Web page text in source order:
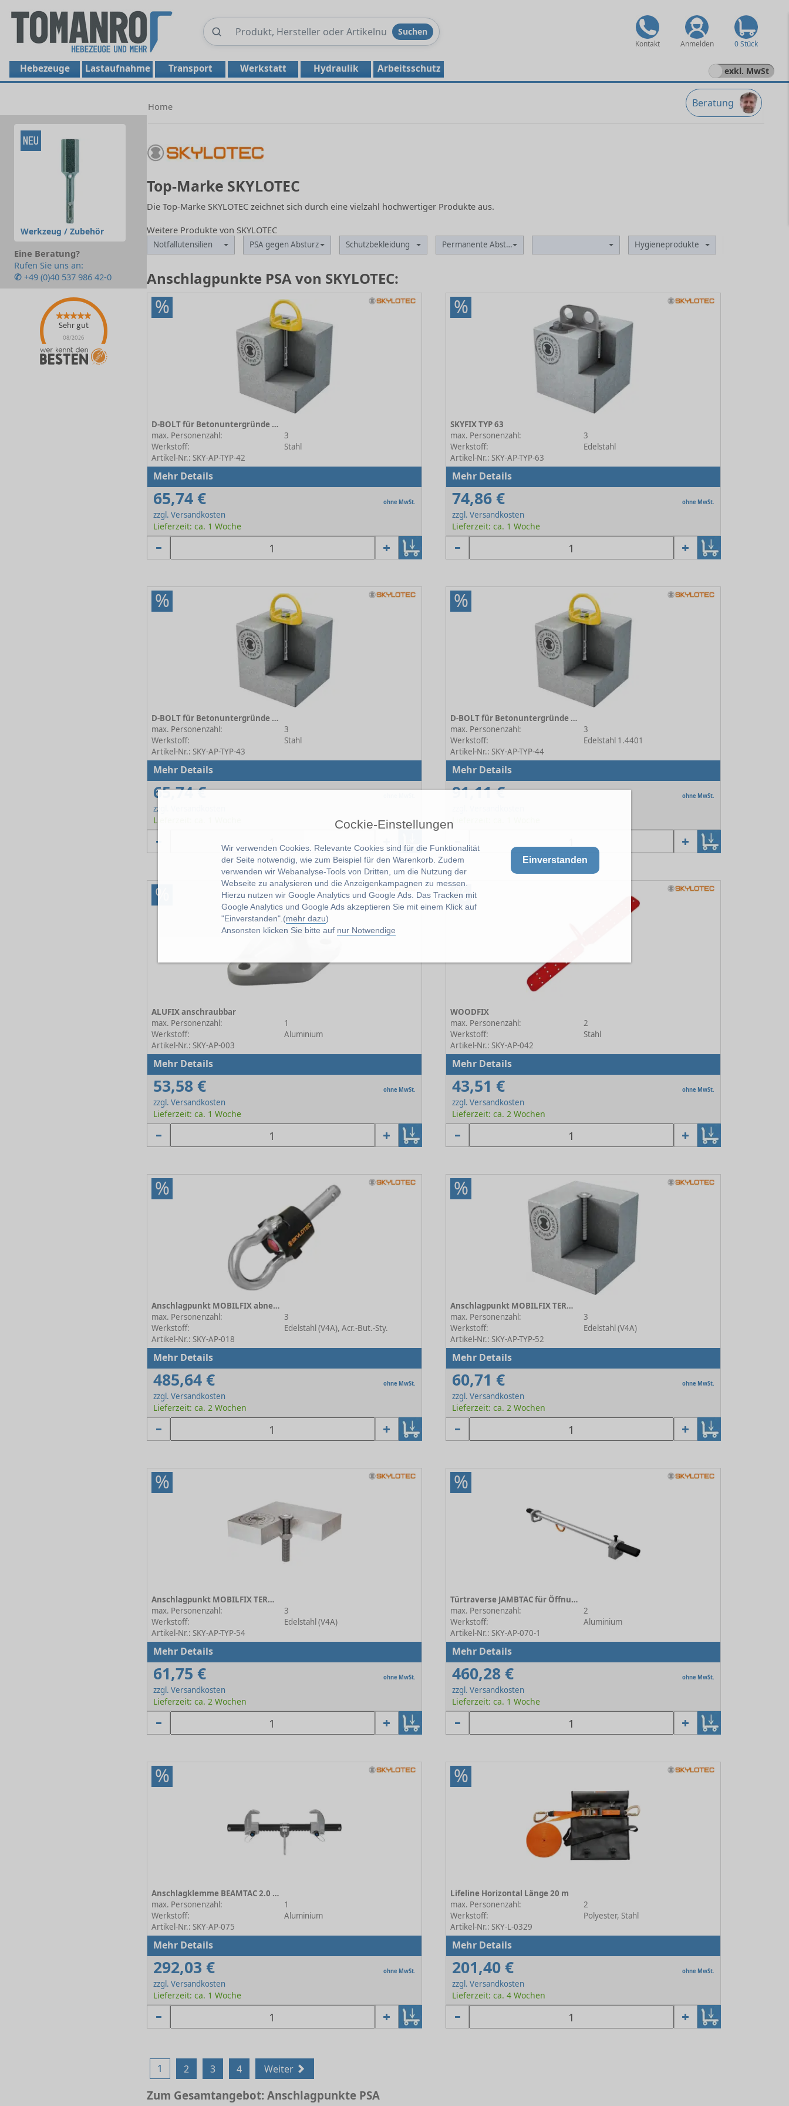
Cockie-Einstellungen
Wir verwenden Cookies. Relevante Cookies sind für die Funktionalität
der Seite notwendig, wie zum Beispiel für den Warenkorb. Zudem
verwenden wir Webanalyse-Tools von Dritten, um die Nutzung der
Webseite zu analysieren und die Anzeigenkampagnen zu messen.
Hierzu nutzen wir Google Analytics und Google Ads. Das Tracken mit
Google Analytics und Google Ads akzeptieren Sie mit einem Klick auf
"Einverstanden".(mehr dazu)
Ansonsten klicken Sie bitte auf nur Notwendige
Einverstanden
Produkte
Suchen
Kontakt Anmelden 0 Stück
Hebezeuge Lastaufnahme Transport Werkstatt Hydraulik Arbeitsschutz exkl. MwSt
Werkzeug / Zubehör
Eine Beratung?
Rufen Sie uns an:
✆ +49 (0)40 537 986 42-0
Sehr gut
08/2026
Beratung
Home
Top-Marke SKYLOTEC
Die Top-Marke SKYLOTEC zeichnet sich durch eine vielzahl hochwertiger Produkte aus.
Weitere Produkte von SKYLOTEC
Notfallutensilien PSA gegen Absturz Schutzbekleidung Permanente Absturzsicherung Hygieneprodukte
Anschlagpunkte PSA von SKYLOTEC:
%
D-BOLT für Betonuntergründe TYP 42 (AP-058)
max. Personenzahl:
3
Werkstoff:
Stahl
Artikel-Nr.: SKY-AP-TYP-42
Mehr Details
65,74 € ohne MwSt.
zzgl. Versandkosten
Lieferzeit: ca. 1 Woche
%
SKYFIX TYP 63
max. Personenzahl:
3
Werkstoff:
Edelstahl
Artikel-Nr.: SKY-AP-TYP-63
Mehr Details
74,86 € ohne MwSt.
zzgl. Versandkosten
Lieferzeit: ca. 1 Woche
%
D-BOLT für Betonuntergründe TYP 43 (AP-058)
max. Personenzahl:
3
Werkstoff:
Stahl
Artikel-Nr.: SKY-AP-TYP-43
Mehr Details
65,74 €
zzgl. Versandkosten
Lieferzeit: ca. 1 Woche
%
D-BOLT für Betonuntergründe TYP 44 (AP-063-GE)
max. Personenzahl:
3
Werkstoff:
Edelstahl 1.4401
Artikel-Nr.: SKY-AP-TYP-44
Mehr Details
91,11 € ohne MwSt.
Lieferzeit: ca. 1 Woche
%
ALUFIX anschraubbar
max. Personenzahl:
1
Werkstoff:
Aluminium
Artikel-Nr.: SKY-AP-003
Mehr Details
53,58 € ohne MwSt.
zzgl. Versandkosten
Lieferzeit: ca. 1 Woche
%
WOODFIX
max. Personenzahl:
2
Werkstoff:
Stahl
Artikel-Nr.: SKY-AP-042
Mehr Details
43,51 € ohne MwSt.
zzgl. Versandkosten
Lieferzeit: ca. 2 Wochen
%
Anschlagpunkt MOBILFIX abnehmbarer Anschlag
max. Personenzahl:
3
Werkstoff:
Edelstahl (V4A), Acr.-But.-Sty.
Artikel-Nr.: SKY-AP-018
Mehr Details
485,64 € ohne MwSt.
zzgl. Versandkosten
Lieferzeit: ca. 2 Wochen
%
Anschlagpunkt MOBILFIX TERMINAL DE TYP 52
max. Personenzahl:
3
Werkstoff:
Edelstahl (V4A)
Artikel-Nr.: SKY-AP-TYP-52
Mehr Details
60,71 € ohne MwSt.
zzgl. Versandkosten
Lieferzeit: ca. 2 Wochen
%
Anschlagpunkt MOBILFIX TERMINAL DE TYP 54
max. Personenzahl:
3
Werkstoff:
Edelstahl (V4A)
Artikel-Nr.: SKY-AP-TYP-54
Mehr Details
61,75 € ohne MwSt.
zzgl. Versandkosten
Lieferzeit: ca. 2 Wochen
%
Türtraverse JAMBTAC für Öffnungen 0.6 - 1.1 m
max. Personenzahl:
2
Werkstoff:
Aluminium
Artikel-Nr.: SKY-AP-070-1
Mehr Details
460,28 € ohne MwSt.
zzgl. Versandkosten
Lieferzeit: ca. 1 Woche
%
Anschlagklemme BEAMTAC 2.0 für Flansche 90-380 mm
max. Personenzahl:
1
Werkstoff:
Aluminium
Artikel-Nr.: SKY-AP-075
Mehr Details
292,03 € ohne MwSt.
zzgl. Versandkosten
Lieferzeit: ca. 1 Woche
%
Lifeline Horizontal Länge 20 m
max. Personenzahl:
2
Werkstoff:
Polyester, Stahl
Artikel-Nr.: SKY-L-0329
Mehr Details
201,40 € ohne MwSt.
zzgl. Versandkosten
Lieferzeit: ca. 4 Wochen
1 2 3 4 Weiter
Zum Gesamtangebot: Anschlagpunkte PSA